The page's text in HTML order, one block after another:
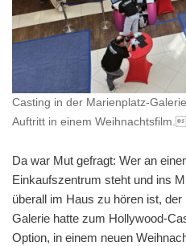
Casting in der Marienplatz-
Auftritt in einem
Da war Mut gefragt: Wer an
Einkaufszentrum steht und ins
überall im Haus zu hören ist,
Galerie hatte zum Hollywood-
Option, in einem neuen